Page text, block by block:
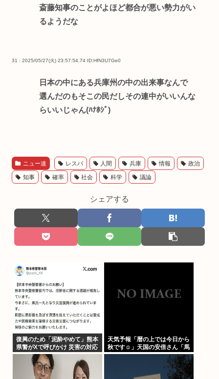
斎藤知事のことがよほど都合が悪い勢力がい
るようだな
31 : 2025/05/27(火) 23:57:54.74 ID:HfN3U7Ge0
日本の中にある兵庫州の中の出来事なんで
選んだのもそこの民だしその連中がいいんな
らいいじゃん(ﾊﾅﾎｼﾞ)
ニュー速 レスバ 人間 兵庫 情報 政治
知事 確率 社会 科学 議論
シェアする
復興のため「泥酔やめて」熊本
県警がXで呼びかけ 災害の対応
に影響
天気予報「暦の上では今日から
秋です☺」天国の安倍さん「馬
鹿みたいな暦だな」